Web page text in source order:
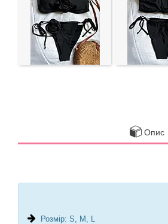
Опис
Розмір: S, M, L